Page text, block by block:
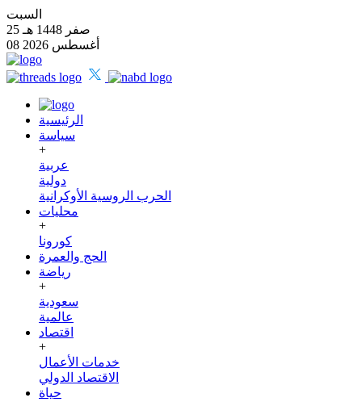
السبت
25 صفر 1448 هـ
08 أغسطس 2026
الرئيسية
سياسة
+
عربية
دولية
الحرب الروسية الأوكرانية
محليات
+
كورونا
الحج والعمرة
رياضة
+
سعودية
عالمية
اقتصاد
+
خدمات الأعمال
الاقتصاد الدولي
حياة